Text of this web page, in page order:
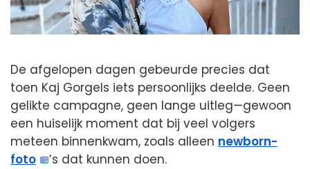
De afgelopen dagen gebeurde precies dat
toen Kaj Gorgels iets persoonlijks deelde. Geen
gelikte campagne, geen lange uitleg—gewoon
een huiselijk moment dat bij veel volgers
meteen binnenkwam, zoals alleen newborn-
foto
’s dat kunnen doen.